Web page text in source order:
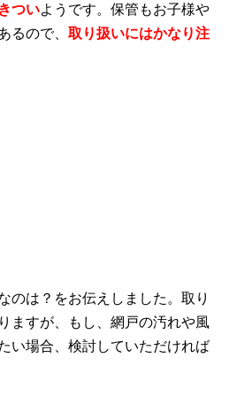
ついようです。保管もお子様や
るので、 取り扱いにはかなり注
のは？をお伝えしました。取り
ますが、もし、網戸の汚れや風
い場合、検討していただければ